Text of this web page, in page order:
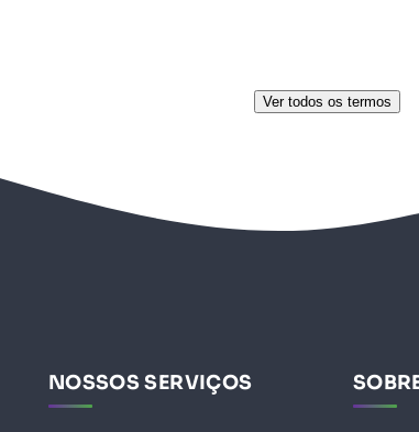
Ver todos os termos
NOSSOS SERVIÇOS